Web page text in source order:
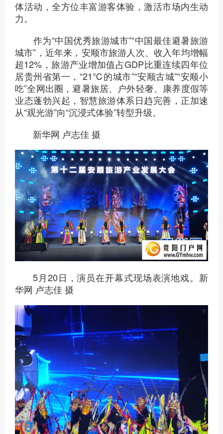
体活动，全方位丰富游客体验，激活市场内生动
力。
作为“中国优秀旅游城市”“中国最佳避暑旅游
城市”，近年来，安顺市旅游人次、收入年均增幅
超12%，旅游产业增加值占GDP比重连续四年位
居贵州省第一，“21℃的城市”“安顺古城”“安顺小
吃”全网出圈，避暑旅居、户外轻奢、康养度假等
业态蓬勃兴起，智慧旅游体系日趋完善，正加速
从“观光游”向“沉浸式体验”转型升级。
新华网 卢志佳 摄
5月20日，演员在开幕式现场表演地戏。新
华网 卢志佳 摄